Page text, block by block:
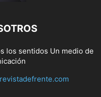
los sentidos Un medio de